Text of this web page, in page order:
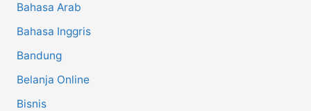
:Bahasa Arab
Bahasa Inggris
Bandung
Belanja Online
Bisnis